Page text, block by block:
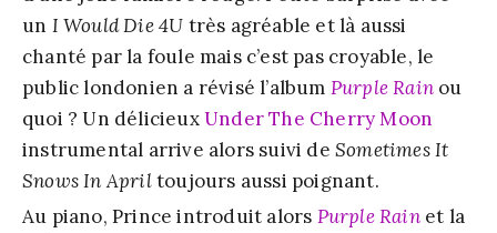
un I Would Die 4U très agréable et là aussi
chanté par la foule mais c’est pas croyable, le
public londonien a révisé l’album Purple Rain ou
quoi ? Un délicieuxUnder The Cherry Moon
instrumental arrive alors suivi de Sometimes It
Snows In Apriltoujours aussi poignant.
Au piano, Prince introduit alors Purple Rainet la